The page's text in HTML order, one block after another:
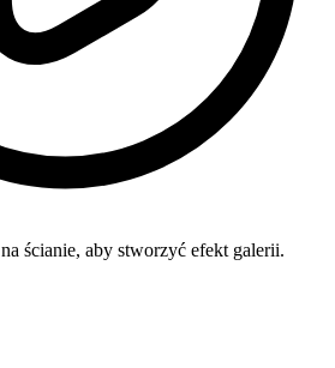
na ścianie, aby stworzyć efekt galerii.